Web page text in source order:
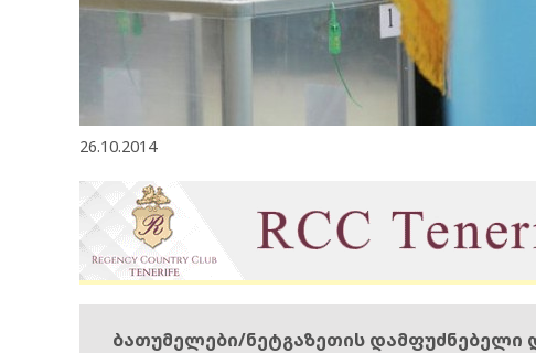
26.10.2014
ბათუმელები/ნეტგაზეთის